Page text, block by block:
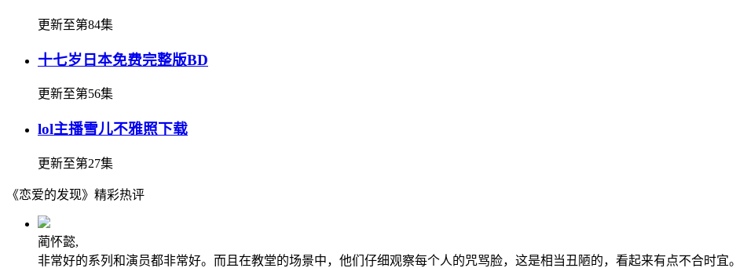
更新至第84集
十七岁日本免费完整版BD
更新至第56集
lol主播雪儿不雅照下载
更新至第27集
《恋爱的发现》精彩热评
蔺怀懿,
非常好的系列和演员都非常好。而且在教堂的场景中，他们仔细观察每个人的咒骂脸，这是相当丑陋的，看起来有点不合时宜。